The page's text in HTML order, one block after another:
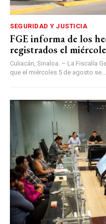
SEGURIDAD Y JUSTICIA
FGE informa de los
registrados el
Culiacán, Sinaloa. – La Fiscalía
que el miércoles 5 de agosto se...